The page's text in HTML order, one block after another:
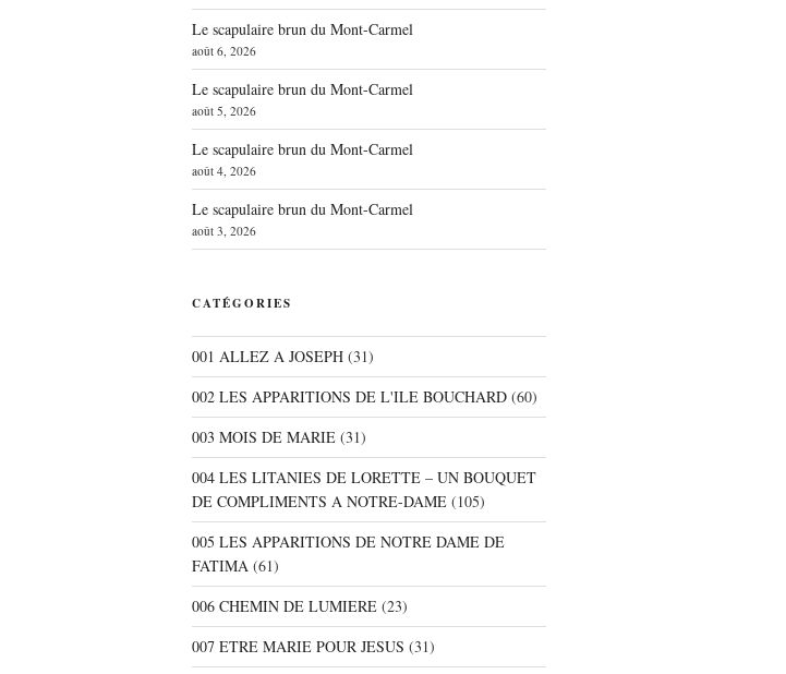
Le scapulaire brun du Mont-Carmel
août 6, 2026
Le scapulaire brun du Mont-Carmel
août 5, 2026
Le scapulaire brun du Mont-Carmel
août 4, 2026
Le scapulaire brun du Mont-Carmel
août 3, 2026
CATÉGORIES
001 ALLEZ A JOSEPH(31)
002 LES APPARITIONS DE L'ILE BOUCHARD(60)
003 MOIS DE MARIE(31)
004 LES LITANIES DE LORETTE – UN BOUQUET
DE COMPLIMENTS A NOTRE-DAME(105)
005 LES APPARITIONS DE NOTRE DAME DE
FATIMA(61)
006 CHEMIN DE LUMIERE(23)
007 ETRE MARIE POUR JESUS (31)